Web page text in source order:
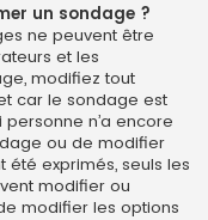
un sondage ?
ne peuvent être
et les
modifiez tout
car le sondage est
n’a encore
ou de modifier
été exprimés, seuls les
modifier ou
modifier les options